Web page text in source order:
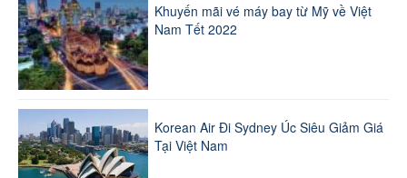
Khuyến mãi vé máy bay từ Mỹ về Việt
Nam Tết 2022
Korean Air Đi Sydney Úc Siêu Giảm Giá
Tại Việt Nam